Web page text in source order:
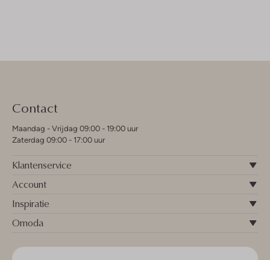
Contact
Maandag - Vrijdag 09:00 - 19:00 uur
Zaterdag 09:00 - 17:00 uur
Klantenservice
Account
Inspiratie
Omoda